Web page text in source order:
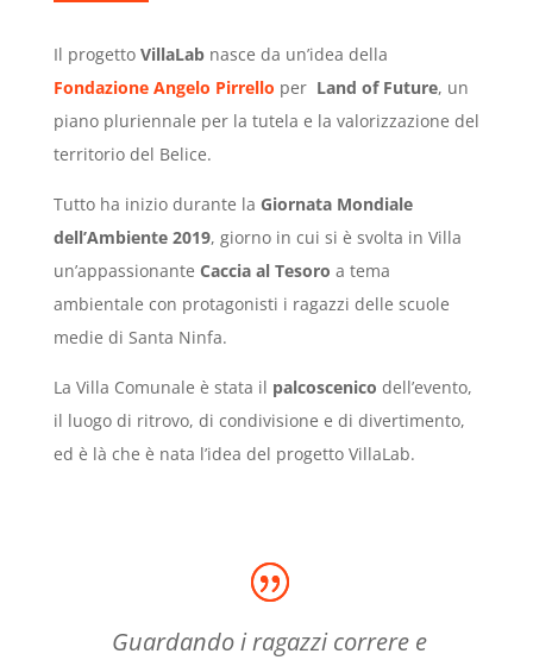
Il progettoVillaLabnasce da un’idea della
Fondazione Angelo Pirrello per Land of Future, un
piano pluriennale per la tutela e la valorizzazione del
territorio del Belice.
Tutto ha inizio durante la Giornata Mondiale
dell’Ambiente 2019, giorno in cui si è svolta in Villa
un’appassionante Caccia al Tesoro a tema
ambientale con protagonisti i ragazzi delle scuole
medie di Santa Ninfa.
La Villa Comunale è stata il palcoscenico dell’evento,
il luogo di ritrovo, di condivisione e di divertimento,
ed è là che è nata l’idea del progetto VillaLab.
Guardando i ragazzi correre e